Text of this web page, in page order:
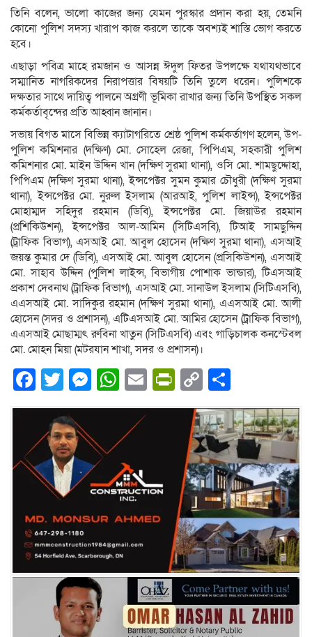
তিনি বলেন, ভালো কাজের জন্য যেমন পুরস্কার প্রদান করা হয়, তেমনি
কোনো পুলিশ সদস্য খারাপ কাজ করলে তাকে অবশ্যই শাস্তি ভোগ করতে
হবে।
এছাড়া পবিত্র মাহে রমজান ও আসন্ন ঈদুল ফিতর উপলক্ষে যথাযথভাবে
সম্মানিত নাগরিকদের নিরাপত্তার বিষয়টি তিনি তুলে ধরেন। পুলিশকে
দক্ষতার সাথে দায়িত্ব পালনে অগ্রণী ভূমিকা রাখার জন্য তিনি উপস্থিত সকল
কর্মকর্তাবৃন্দের প্রতি আহ্বান জানান।
সভায় বিগত মাসে বিভিন্ন ক্যাটাগরিতে শ্রেষ্ঠ পুলিশ কর্মকর্তাগণ হলেন, উপ-
পুলিশ কমিশনার (দক্ষিণ) মো. সোহেল রেজা, পিপিএম, সহকারী পুলিশ
কমিশনার মো. মাইন উদ্দিন খান (দক্ষিণ সুরমা থানা), ওসি মো. শামছুদ্দোহা,
পিপিএম (দক্ষিণ সুরমা থানা), ইন্সপেক্টর সুমন কুমার চৌধুরী (দক্ষিণ সুরমা
থানা), ইন্সপেক্টর মো. নুরুল ইসলাম (আরআই, পুলিশ লাইন্স), ইন্সপেক্টর
মোহাম্মদ সহিদুর রহমান (ডিবি), ইন্সপেক্টর মো. জিয়াউর রহমান
(প্রশিকিউশন), ইন্সপেক্টর আল-আমিন (সিটিএসবি), টিআই সামছুদ্দিন
(ট্রাফিক বিভাগ), এসআই মো. আবুল হোসেন (দক্ষিণ সুরমা থানা), এসআই
জয়ন্ত কুমার দে (ডিবি), এসআই মো. আবুল হোসেন (প্রসিকিউশন), এসআই
মো. সাহাব উদ্দিন (পুলিশ লাইন্স, বিভাগীয় পোশাক ভান্ডার), টিএসআই
প্রকাশ দেবনাথ (ট্রাফিক বিভাগ), এসআই মো. সানাউল ইসলাম (সিটিএসবি),
এএসআই মো. সাদিকুর রহমান (দক্ষিণ সুরমা থানা), এএসআই মো. আলী
হোসেন (সদর ও প্রশাসন), এটিএসআই মো. আমির হোসেন (ট্রাফিক বিভাগ),
এএসআই মোছাম্মৎ রুবিনা খাতুন (সিটিএসবি) এবং গাড়িচালক কনস্টেবল
মো. মোহন মিয়া (মটরযান শাখা, সদর ও প্রশাসন)।
Facebook
Twitter
Messenger
WhatsApp
EmailPrintFriendly
Copy
Link